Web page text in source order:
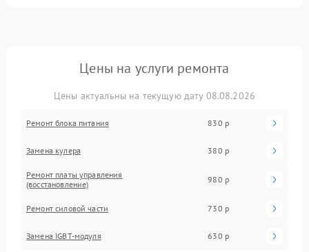
Цены на услуги ремонта
Цены актуальны на текущую дату 08.08.2026
Ремонт блока питания 830 р
Замена кулера 380 р
Ремонт платы управления
(восстановление)
980 р
Ремонт силовой части 730 р
Замена IGBT-модуля 630 р